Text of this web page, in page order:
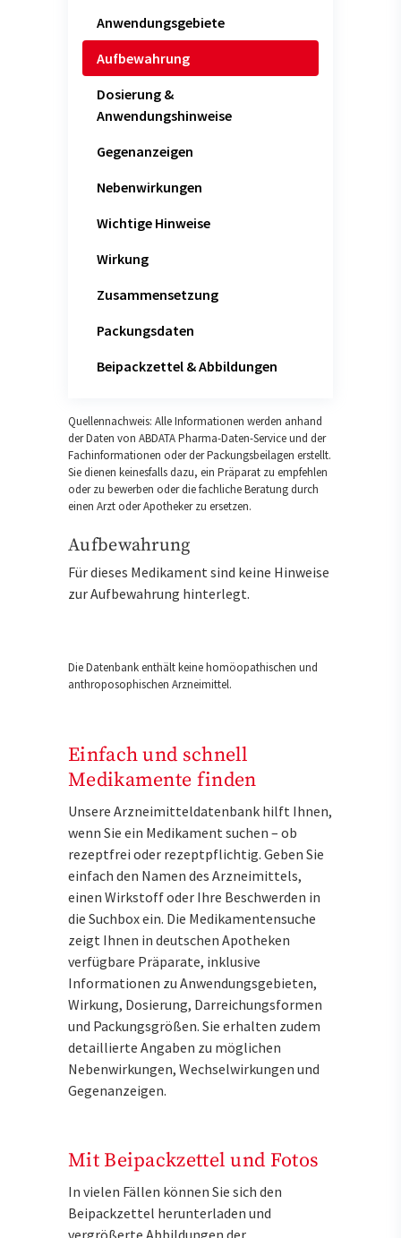
Anwendungsgebiete
Aufbewahrung
Dosierung &
Anwendungshinweise
Gegenanzeigen
Nebenwirkungen
Wichtige Hinweise
Wirkung
Zusammensetzung
Packungsdaten
Beipackzettel & Abbildungen
Quellennachweis: Alle Informationen werden anhand
der Daten von ABDATA Pharma-Daten-Service und der
Fachinformationen oder der Packungsbeilagen erstellt.
Sie dienen keinesfalls dazu, ein Präparat zu empfehlen
oder zu bewerben oder die fachliche Beratung durch
einen Arzt oder Apotheker zu ersetzen.
Aufbewahrung
Für dieses Medikament sind keine Hinweise
zur Aufbewahrung hinterlegt.
Die Datenbank enthält keine homöopathischen und
anthroposophischen Arzneimittel.
Einfach und schnell
Medikamente finden
Unsere Arzneimitteldatenbank hilft Ihnen,
wenn Sie ein Medikament suchen – ob
rezeptfrei oder rezeptpflichtig. Geben Sie
einfach den Namen des Arzneimittels,
einen Wirkstoff oder Ihre Beschwerden in
die Suchbox ein. Die Medikamentensuche
zeigt Ihnen in deutschen Apotheken
verfügbare Präparate, inklusive
Informationen zu Anwendungsgebieten,
Wirkung, Dosierung, Darreichungsformen
und Packungsgrößen. Sie erhalten zudem
detaillierte Angaben zu möglichen
Nebenwirkungen, Wechselwirkungen und
Gegenanzeigen.
Mit Beipackzettel und Fotos
In vielen Fällen können Sie sich den
Beipackzettel herunterladen und
vergrößerte Abbildungen der